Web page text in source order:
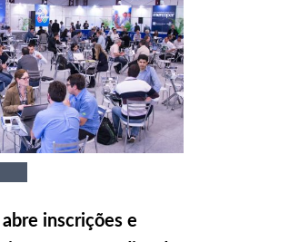
inscrições e